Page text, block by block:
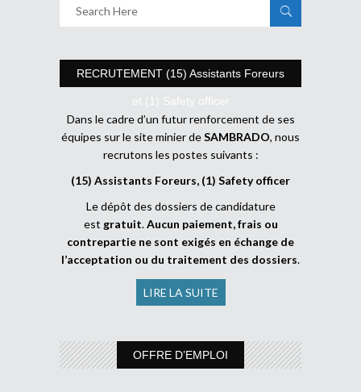
RECRUTEMENT (15) Assistants Foreurs
et (1) Safety officer
Dans le cadre d’un futur renforcement de ses
équipes sur le site minier deSAMBRADO, nous
recrutons les postes suivants :
(15) Assistants Foreurs, (1) Safety officer
Le dépôt des dossiers de candidature
est gratuit.Aucun paiement, frais ou
contrepartie ne sont exigés en échange de
l’acceptation ou du traitement des dossiers.
LIRE LA SUITE
OFFRE D’EMPLOI